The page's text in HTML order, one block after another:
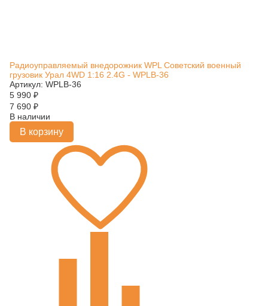
Радиоуправляемый внедорожник WPL Советский военный
грузовик Урал 4WD 1:16 2.4G - WPLB-36
Артикул: WPLB-36
5 990 ₽
7 690 ₽
В наличии
В корзину